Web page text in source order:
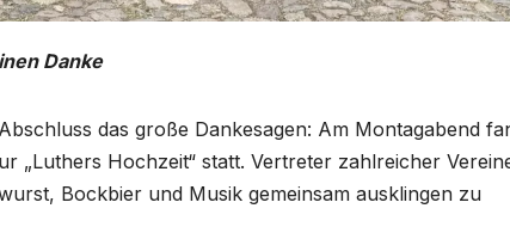
Danke
das große Dankesagen: Am Montagabend
„Luthers Hochzeit“ statt. Vertreter zahlreicher
Bockbier und Musik gemeinsam ausklingen zu